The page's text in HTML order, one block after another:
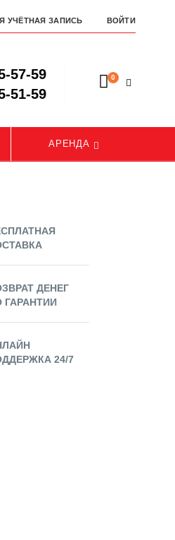
УЧЁТНАЯ ЗАПИСЬ ВОЙТИ
57-59
51-59
0
АРЕНДА
ДЕНЕГ
ГАРАНТИИ
24/7